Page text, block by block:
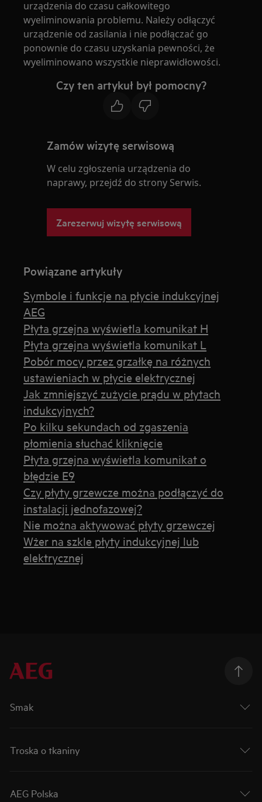
urządzenia do czasu całkowitego
wyeliminowania problemu. Należy odłączyć
urządzenie od zasilania i nie podłączać go
ponownie do czasu uzyskania pewności, że
wyeliminowano wszystkie nieprawidłowości.
Czy ten artykuł był pomocny?
Zamów wizytę serwisową
W celu zgłoszenia urządzenia do
naprawy, przejdź do strony Serwis.
Zarezerwuj wizytę serwisową
Powiązane artykuły
Symbole i funkcje na płycie indukcyjnej
AEG
Płyta grzejna wyświetla komunikat H
Płyta grzejna wyświetla komunikat L
Pobór mocy przez grzałkę na różnych
ustawieniach w płycie elektrycznej
Jak zmniejszyć zużycie prądu w płytach
indukcyjnych?
Po kilku sekundach od zgaszenia
płomienia słuchać kliknięcie
Płyta grzejna wyświetla komunikat o
błędzie E9
Czy płyty grzewcze można podłączyć do
instalacji jednofazowej?
Nie można aktywować płyty grzewczej
Wżer na szkle płyty indukcyjnej lub
elektrycznej
Smak
Troska o tkaniny
AEG Polska